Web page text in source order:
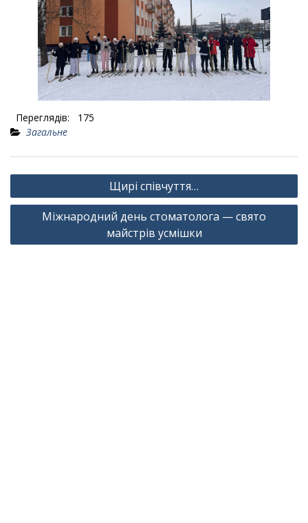
Переглядів:
175
Загальне
Навігація
записів
Щирі співчуття…
Міжнародний день стоматолога — свято
майстрів усмішки